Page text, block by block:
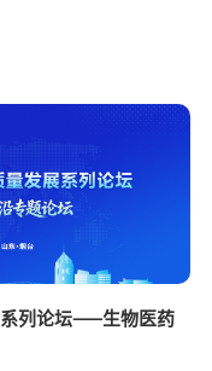
列论坛——生物医药